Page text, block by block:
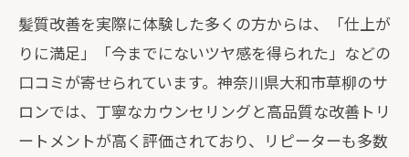
髪質改善を実際に体験した多くの方からは、「仕上が
りに満足」「今までにないツヤ感を得られた」などの
口コミが寄せられています。神奈川県大和市草柳のサ
ロンでは、丁寧なカウンセリングと高品質な改善トリ
ートメントが高く評価されており、リピーターも多数